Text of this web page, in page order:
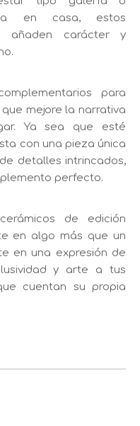
en casa, estos
añaden carácter y
para
mejore la narrativa
Ya sea que esté
con una pieza única
detalles intrincados,
perfecto.
de edición
en algo más que un
en una expresión de
y arte a tus
cuentan su propia